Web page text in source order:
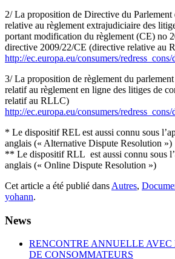
2/ La proposition de Directive du Parlement
relative au règlement extrajudiciaire des
portant modification du règlement (CE) no
directive 2009/22/CE (directive relative au
http://ec.europa.eu/consumers/
3/ La proposition de règlement du
relatif au règlement en ligne des litiges de
relatif au RLLC)
http://ec.europa.eu/consumers/
* Le dispositif REL est aussi connu sous
anglais (« Alternative Dispute Resolution »)
** Le dispositif RLL est aussi connu sous
anglais (« Online Dispute Resolution »)
Cet article a été publié dans Autres,
yohann.
News
RENCONTRE ANNUELLE AVEC
DE CONSOMMATEURS